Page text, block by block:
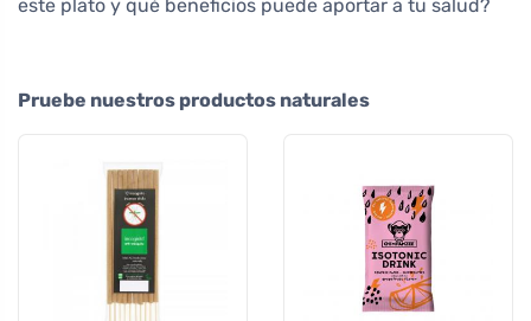
este plato y qué beneficios puede aportar a tu salud?
Pruebe nuestros productos naturales